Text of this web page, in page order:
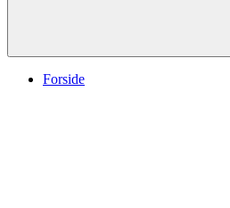
Forside